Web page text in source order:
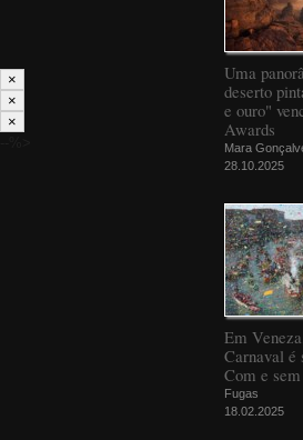
Uma
deserto
e ouro"
Awards
Mara
28.10.2025
Em
Carnaval é
Com e
Fugas
18.02.2025
×
×
×